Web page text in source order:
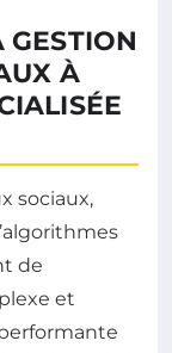
GESTION
À
sociaux,
de
et